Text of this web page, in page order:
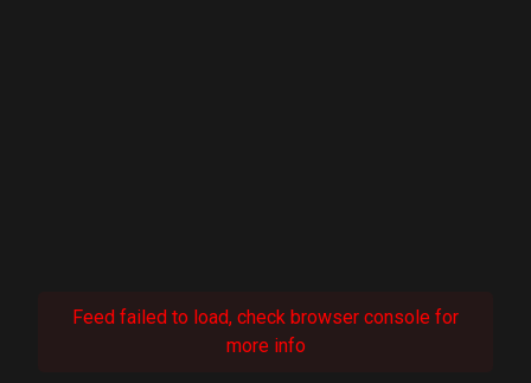
Feed failed to load, check browser console for
more info